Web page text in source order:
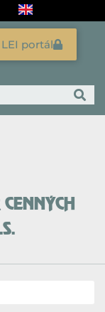
LEI portál